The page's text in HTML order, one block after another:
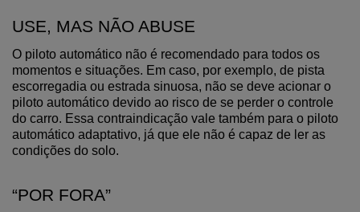
USE, MAS NÃO ABUSE
O piloto automático não é recomendado para todos os
momentos e situações. Em caso, por exemplo, de pista
escorregadia ou estrada sinuosa, não se deve acionar o
piloto automático devido ao risco de se perder o controle
do carro. Essa contraindicação vale também para o piloto
automático adaptativo, já que ele não é capaz de ler as
condições do solo.
“POR FORA”